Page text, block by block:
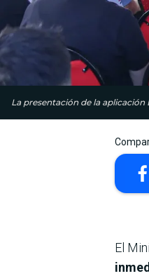
La presentación de la
El